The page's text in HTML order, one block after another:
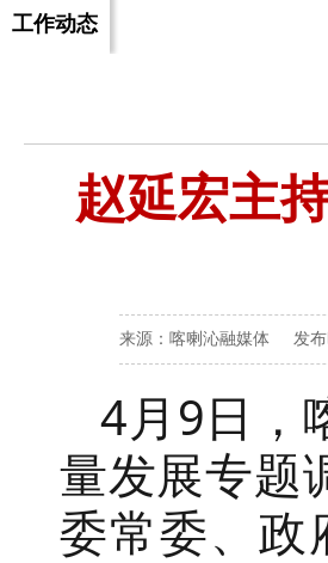
工作动态
赵延宏主
来源：喀喇沁融媒体 发布
4月 9 日，
量发展专题
委常委、政